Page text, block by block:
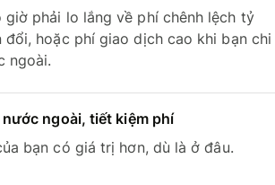
giờ phải lo lắng về phí chênh lệch tỷ
đổi, hoặc phí giao dịch cao khi bạn chi
ngoài.
ngoài, tiết kiệm phí
bạn có giá trị hơn, dù là ở đâu.